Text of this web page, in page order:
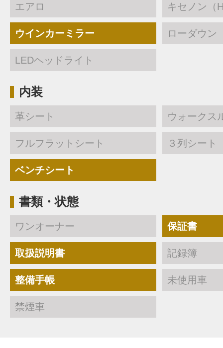
エアロ キセノン（
ウインカーミラー ローダウン
LEDヘッドライト
内装
革シート ウォークス
フルフラットシート ３列シート
ベンチシート
書類・状態
ワンオーナー 保証書
取扱説明書 記録簿
整備手帳 未使用車
禁煙車